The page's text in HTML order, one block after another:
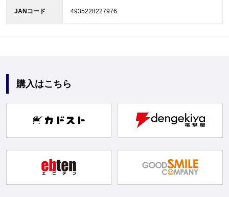
JANコード 4935228227976
購入はこちら